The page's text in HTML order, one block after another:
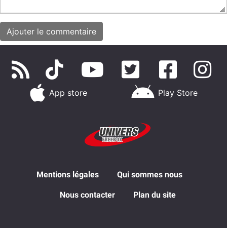
App store Play Store
Mentions légales Qui sommes nous
Nous contacter Plan du site